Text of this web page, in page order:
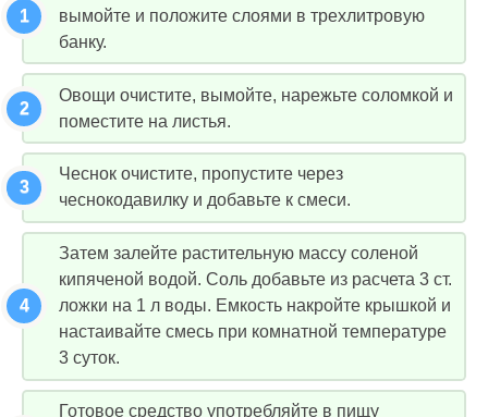
вымойте и положите слоями в трехлитровую
банку.
Овощи очистите, вымойте, нарежьте соломкой и
поместите на листья.
Чеснок очистите, пропустите через
чеснокодавилку и добавьте к смеси.
Затем залейте растительную массу соленой
кипяченой водой. Соль добавьте из расчета 3 ст.
ложки на 1 л воды. Емкость накройте крышкой и
настаивайте смесь при комнатной температуре
3 суток.
Готовое средство употребляйте в пищу